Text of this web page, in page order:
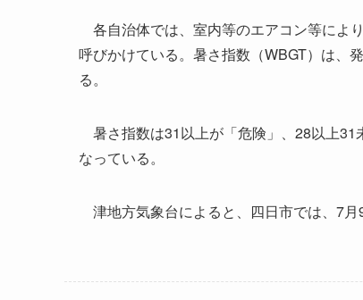
各自治体では、室内等のエアコン等によ
呼びかけている。暑さ指数（WBGT）は、
る。
暑さ指数は31以上が「危険」、28以上31
なっている。
津地方気象台によると、四日市では、7月